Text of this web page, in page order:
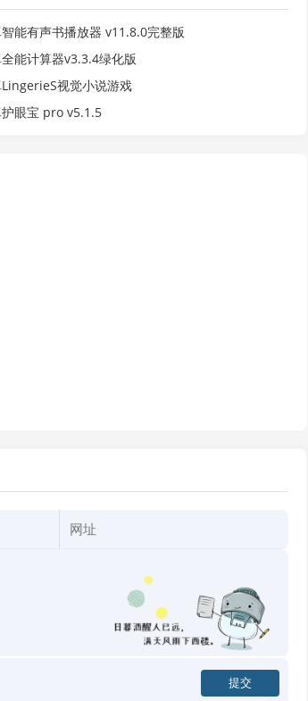
能有声书播放器 v11.8.0完整版
能计算器v3.3.4绿化版
视觉小说游戏
眼宝 pro v5.1.5